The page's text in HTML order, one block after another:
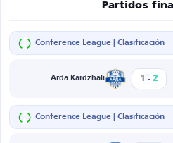
Partidos
Conference League | Clasificación
Arda Kardzhali 1 - 2
Conference League | Clasificación